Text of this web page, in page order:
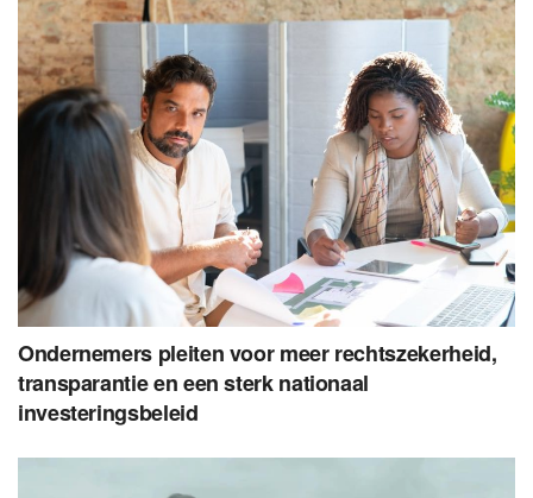
Ondernemers pleiten voor meer rechtszekerheid,
transparantie en een sterk nationaal
investeringsbeleid